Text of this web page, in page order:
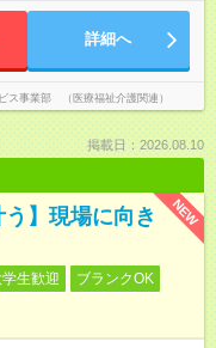
詳細へ
ス事業部 （医療福祉介護関連）
掲載日：2026.08.10
NEW
う】現場に向き
学生歓迎
ブランクOK